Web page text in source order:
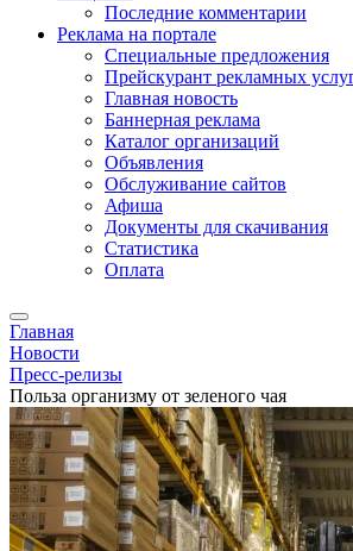
Последние комментарии
Реклама на портале
Специальные предложения
Прейскурант рекламных
Главная новость
Баннерная реклама
Каталог организаций
Объявления
Обслуживание сайтов
Афиша
Документы для скачивания
Статистика
Оплата
Главная
Новости
Пресс-релизы
Польза организму от зеленого чая